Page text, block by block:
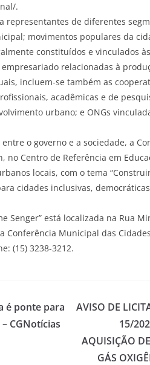
.
representantes de diferentes
movimentos populares da
constituídos e vinculados
relacionadas à
incluem-se também as
acadêmicas e de
urbano; e ONGs
o governo e a sociedade, a
Centro de Referência em
locais, com o tema
cidades inclusivas,
Senger” está localizada na Rua
Conferência Municipal das
(15) 3238-3212.
é ponte para
CGNotícias
AVISO DE
15/
AQUISIÇÃO
GÁS